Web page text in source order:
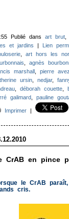
Publié dans art brut
et jardins |
Lien
, art hors les
agnès
marshall, pierre
ursin, nedjar,
, déborah couette,
galimard, pauline
Imprimer|
CrAB en pince
le CrAB
cris.